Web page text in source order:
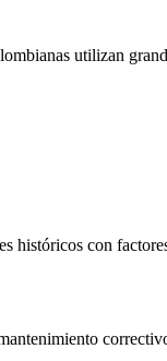
utilizan
históricos con